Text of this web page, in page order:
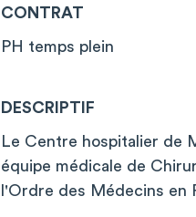
CONTRAT
PH temps plein
DESCRIPTIF
Le Centre hospitalier de
équipe médicale de
l'Ordre des Médecins en